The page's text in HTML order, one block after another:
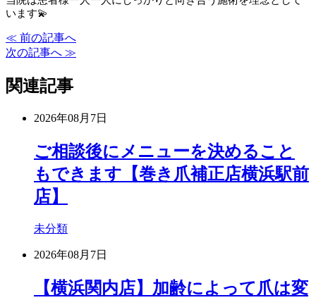
います💫
≪ 前の記事へ
次の記事へ ≫
関連記事
2026年08月7日
ご相談後にメニューを決めること
もできます【巻き爪補正店横浜駅前
店】
未分類
2026年08月7日
【横浜関内店】加齢によって爪は変